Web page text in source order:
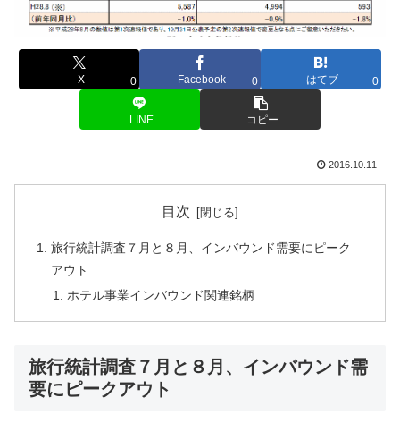
X 0 Facebook 0 はてブ 0
LINE コピー
2016.10.11
目次
旅行統計調査７月と８月、インバウンド需要にピーク
アウト
ホテル事業インバウンド関連銘柄
旅行統計調査７月と８月、インバウンド需
要にピークアウト